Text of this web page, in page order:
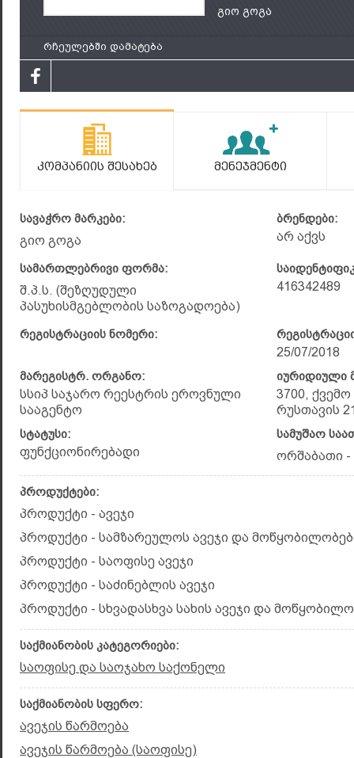
გიო გოგა
რჩეულებში დამატება
Კომპანიის Შესახებ Მენეჯმენტი
სავაჭრო მარკები:
გიო გოგა
ბრენდები:
არ აქვს
სამართლებრივი ფორმა:
შ.პ.ს. (შეზღუდული
პასუხისმგებლობის საზოგადოება)
416342489
რეგისტრაციის ნომერი:
25/07/2018
მარეგისტრ. ორგანო:
სსიპ საჯარო რეესტრის ეროვნული
სააგენტო
იურიდიული
3700,
რუსთავის
სტატუსი:
ფუნქციონირებადი
სამუშაო
ორშაბათი -
პროდუქტები:
პროდუქტი - ავეჯი
პროდუქტი - სამზარეულოს ავეჯი და
პროდუქტი - საოფისე ავეჯი
პროდუქტი - საძინებლის ავეჯი
პროდუქტი - სხვადასხვა სახის ავეჯი და
საქმიანობის კატეგორიები:
საოფისე და საოჯახო საქონელი
საქმიანობის სფერო:
ავეჯის წარმოება
ავეჯის წარმოება (საოფისე)